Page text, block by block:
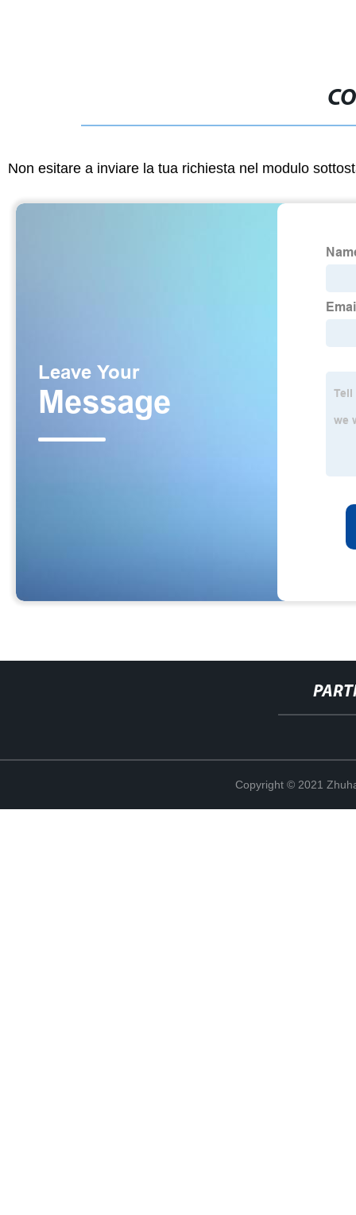
Non esitare a inviare la tua richiesta nel modulo
Copyright © 2021